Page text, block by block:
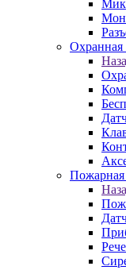
Охранная
Пожарная